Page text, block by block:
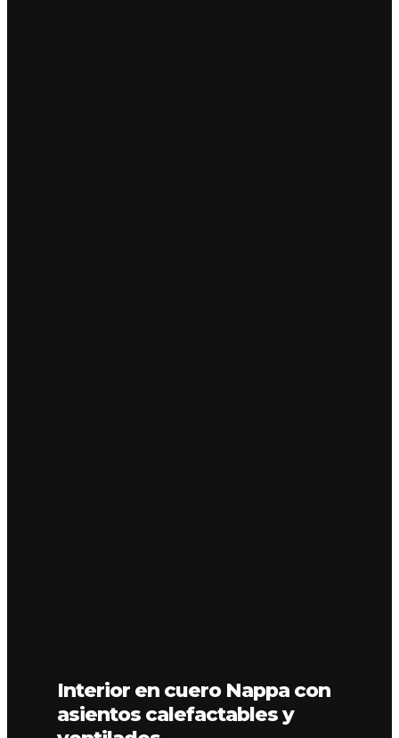
Interior en cuero Nappa con
asientos calefactables y